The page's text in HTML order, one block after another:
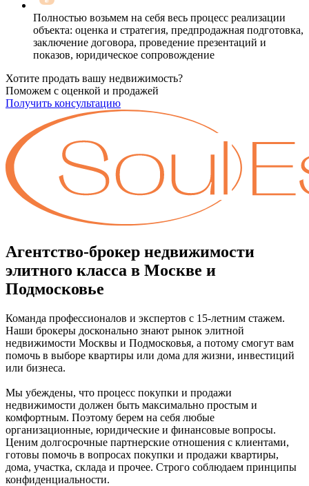
Полностью возьмем на себя весь процесс реализации
объекта: оценка и стратегия, предпродажная подготовка,
заключение договора, проведение презентаций и
показов, юридическое сопровождение
Хотите продать вашу недвижимость?
Поможем с оценкой и продажей
Получить консультацию
Агентство-брокер недвижимости
элитного класса в Москве и
Подмосковье
Команда профессионалов и экспертов с 15-летним стажем.
Наши брокеры досконально знают рынок элитной
недвижимости Москвы и Подмосковья, а потому смогут вам
помочь в выборе квартиры или дома для жизни, инвестиций
или бизнеса.
Мы убеждены, что процесс покупки и продажи
недвижимости должен быть максимально простым и
комфортным. Поэтому берем на себя любые
организационные, юридические и финансовые вопросы.
Ценим долгосрочные партнерские отношения с клиентами,
готовы помочь в вопросах покупки и продажи квартиры,
дома, участка, склада и прочее. Строго соблюдаем принципы
конфиденциальности.